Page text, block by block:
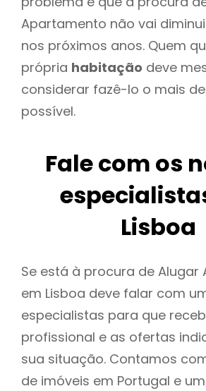
Apartamento não vai
nos próximos anos. Quem
própria habitação deve
considerar fazê-lo o mais
possível.
Fale com os
Lisboa
Se está à procura de Alugar
em Lisboa deve falar com
especialistas para que
profissional e as ofertas
sua situação. Contamos
de imóveis em Portugal e